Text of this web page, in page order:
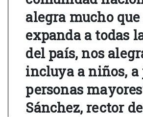
alegra mucho que
expanda a todas
del país, nos
incluya a niños, a
personas
Sánchez, rector